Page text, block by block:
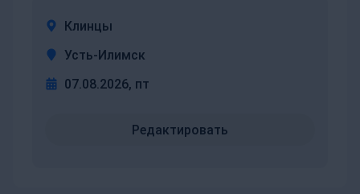
Клинцы
Усть-Илимск
07.08.2026, пт
Редактировать